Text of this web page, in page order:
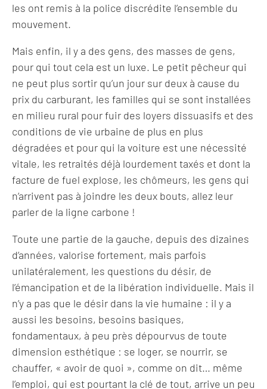
les ont remis à la police discrédite l’ensemble du
mouvement.
Mais enfin, il y a des gens, des masses de gens,
pour qui tout cela est un luxe. Le petit pêcheur qui
ne peut plus sortir qu’un jour sur deux à cause du
prix du carburant, les familles qui se sont installées
en milieu rural pour fuir des loyers dissuasifs et des
conditions de vie urbaine de plus en plus
dégradées et pour qui la voiture est une nécessité
vitale, les retraités déjà lourdement taxés et dont la
facture de fuel explose, les chômeurs, les gens qui
n’arrivent pas à joindre les deux bouts, allez leur
parler de la ligne carbone !
Toute une partie de la gauche, depuis des dizaines
d’années, valorise fortement, mais parfois
unilatéralement, les questions du désir, de
l’émancipation et de la libération individuelle. Mais il
n’y a pas que le désir dans la vie humaine : il y a
aussi les besoins, besoins basiques,
fondamentaux, à peu près dépourvus de toute
dimension esthétique : se loger, se nourrir, se
chauffer, « avoir de quoi », comme on dit… même
l’emploi, qui est pourtant la clé de tout, arrive un peu